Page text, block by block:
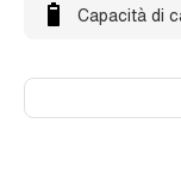
Capacità di